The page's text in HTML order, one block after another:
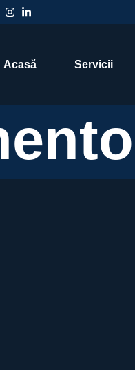
Acasă Servicii